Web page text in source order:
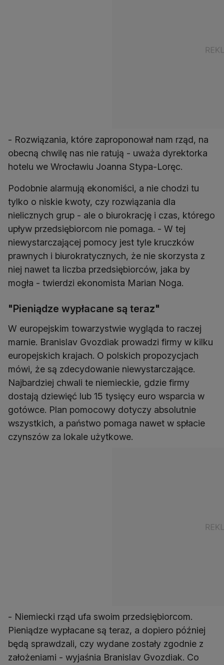
- Rozwiązania, które zaproponował nam rząd, na
obecną chwilę nas nie ratują - uważa dyrektorka
hotelu we Wrocławiu Joanna Stypa-Loręc.
Podobnie alarmują ekonomiści, a nie chodzi tu
tylko o niskie kwoty, czy rozwiązania dla
nielicznych grup - ale o biurokrację i czas, którego
upływ przedsiębiorcom nie pomaga. - W tej
niewystarczającej pomocy jest tyle kruczków
prawnych i biurokratycznych, że nie skorzysta z
niej nawet ta liczba przedsiębiorców, jaka by
mogła - twierdzi ekonomista Marian Noga.
"Pieniądze wypłacane są teraz"
W europejskim towarzystwie wygląda to raczej
marnie. Branislav Gvozdiak prowadzi firmy w kilku
europejskich krajach. O polskich propozycjach
mówi, że są zdecydowanie niewystarczające.
Najbardziej chwali te niemieckie, gdzie firmy
dostają dziewięć lub 15 tysięcy euro wsparcia w
gotówce. Plan pomocowy dotyczy absolutnie
wszystkich, a państwo pomaga nawet w spłacie
czynszów za lokale użytkowe.
- Niemiecki rząd ufa swoim przedsiębiorcom.
Pieniądze wypłacane są teraz, a dopiero później
będą sprawdzali, czy wydane zostały zgodnie z
założeniami - wyjaśnia Branislav Gvozdiak. Co